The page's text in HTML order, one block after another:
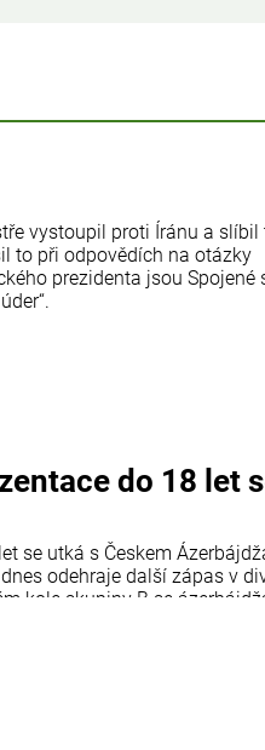
vystoupil proti Íránu a slíbil
to při odpovědích na otázky
prezidenta jsou Spojené
do 18 let
se utká s Českem
odehraje další zápas v
kole skupiny B se